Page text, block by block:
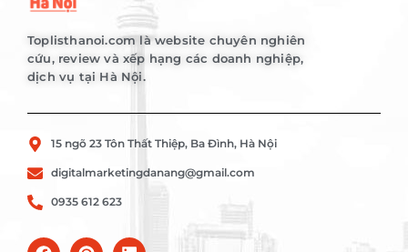
Toplisthanoi.com là website chuyên nghiên
cứu, review và xếp hạng các doanh nghiệp,
dịch vụ tại Hà Nội.
15 ngõ 23 Tôn Thất Thiệp, Ba Đình, Hà Nội
digitalmarketingdanang@gmail.com
0935 612 623